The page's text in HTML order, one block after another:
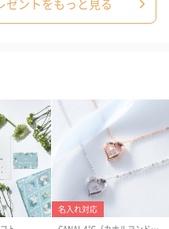
ア（バニラ）
円）
テディベア（
ル）（1,760
ゼントをもっと見る